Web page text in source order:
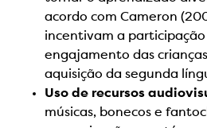
acordo com Cameron
incentivam a
engajamento das
aquisição da segunda
Uso de recursos
músicas, bonecos e